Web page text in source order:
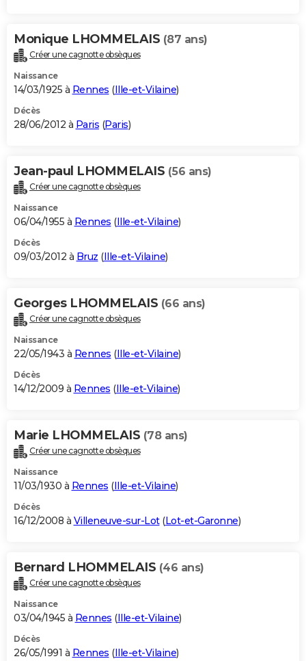
Monique LHOMMELAIS (87 ans)
Créer une cagnotte obsèques
Naissance
14/03/1925 à Rennes (Ille-et-Vilaine)
Décès
28/06/2012 à Paris (Paris)
Jean-paul LHOMMELAIS (56 ans)
Créer une cagnotte obsèques
Naissance
06/04/1955 à Rennes (Ille-et-Vilaine)
Décès
09/03/2012 à Bruz (Ille-et-Vilaine)
Georges LHOMMELAIS (66 ans)
Créer une cagnotte obsèques
Naissance
22/05/1943 à Rennes (Ille-et-Vilaine)
Décès
14/12/2009 à Rennes (Ille-et-Vilaine)
Marie LHOMMELAIS (78 ans)
Créer une cagnotte obsèques
Naissance
11/03/1930 à Rennes (Ille-et-Vilaine)
Décès
16/12/2008 à Villeneuve-sur-Lot(Lot-et-Garonne)
Bernard LHOMMELAIS (46 ans)
Créer une cagnotte obsèques
Naissance
03/04/1945 à Rennes (Ille-et-Vilaine)
Décès
26/05/1991 à Rennes (Ille-et-Vilaine)